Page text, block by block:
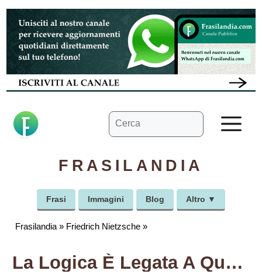
Vai
contenuto
Ricerca
per:
FRASILANDIA
Frasi Immagini Blog Altro ▼
Frasilandia » Friedrich Nietzsche »
La Logica È Legata A Questa Condizione: Supporre Che Si Diano Casi Identici, Perché Senza Costanti L’uomo Non Può Sopravvivere.